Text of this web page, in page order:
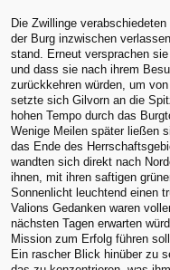
Die Zwillinge
der Burg inzwischen
stand. Erneut versprachen
und dass sie nach ihrem
zurückkehren würden, um
setzte sich Gilvorn an die
hohen Tempo durch das
Wenige Meilen später ließen
das Ende des
wandten sich direkt nach
ihnen, mit ihren saftigen
Sonnenlicht leuchtend einen
Valions Gedanken waren
nächsten Tagen erwarten
Mission zum Erfolg führen
Ein rascher Blick hinüber zu